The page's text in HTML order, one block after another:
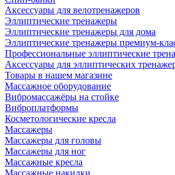
Аксессуары для велотренажеров
Эллиптические тренажеры
Эллиптические тренажеры для дома
Эллиптические тренажеры премиум-
Профессиональные эллиптические
Аксессуары для эллиптических
Товары в нашем магазине
Массажное оборудование
Вибромассажёры на стойке
Виброплатформы
Косметологические кресла
Массажеры
Массажеры для головы
Массажеры для ног
Массажные кресла
Массажные накидки